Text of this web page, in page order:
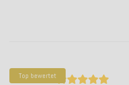
Top bewertet